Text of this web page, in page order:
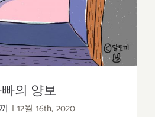
의 양보
| 12월 16th, 2020